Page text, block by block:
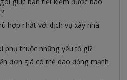
hợp nhất với dịch vụ xây nhà
phụ thuộc những yếu tố gì?
đơn giá có thể dao động mạnh